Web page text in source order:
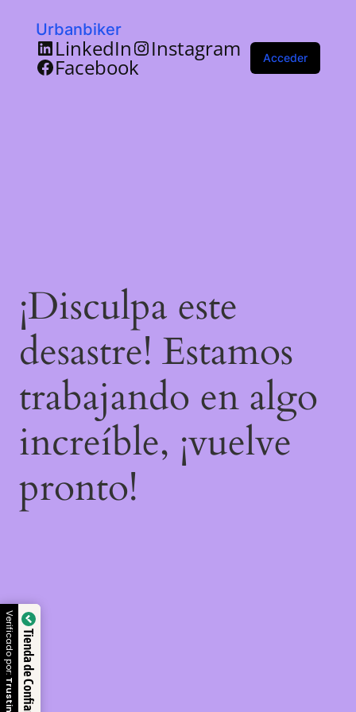
Urbanbiker
LinkedIn Instagram
Facebook Acceder
¡Disculpa este
desastre! Estamos
trabajando en algo
increíble, ¡vuelve
pronto!
Tienda de Confianza
Verificado por: